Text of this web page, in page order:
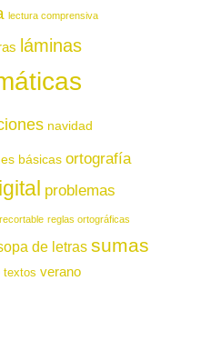
lectura comprensiva
láminas
navidad
básicas ortografía
problemas
recortable reglas ortográficas
de letras sumas
textos verano